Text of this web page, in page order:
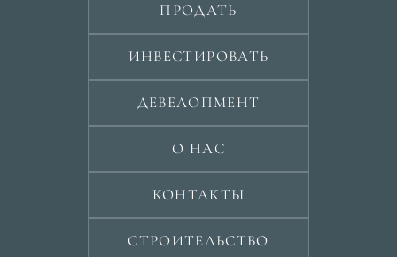
ПРОДАТЬ
ИНВЕСТИРОВАТЬ
ДЕВЕЛОПМЕНТ
О НАС
КОНТАКТЫ
СТРОИТЕЛЬСТВО